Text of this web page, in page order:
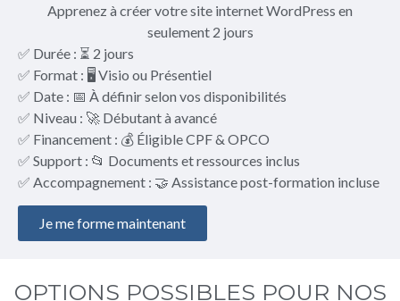
Apprenez à créer votre site internet WordPress en
seulement 2 jours
✅ Durée : ⏳ 2 jours
✅ Format : 🖥️ Visio ou Présentiel
✅ Date : 📅 À définir selon vos disponibilités
✅ Niveau : 🚀 Débutant à avancé
✅ Financement : 💰 Éligible CPF & OPCO
✅ Support : 📂 Documents et ressources inclus
✅ Accompagnement : 🤝 Assistance post-formation incluse
Je me forme maintenant
OPTIONS POSSIBLES POUR NOS